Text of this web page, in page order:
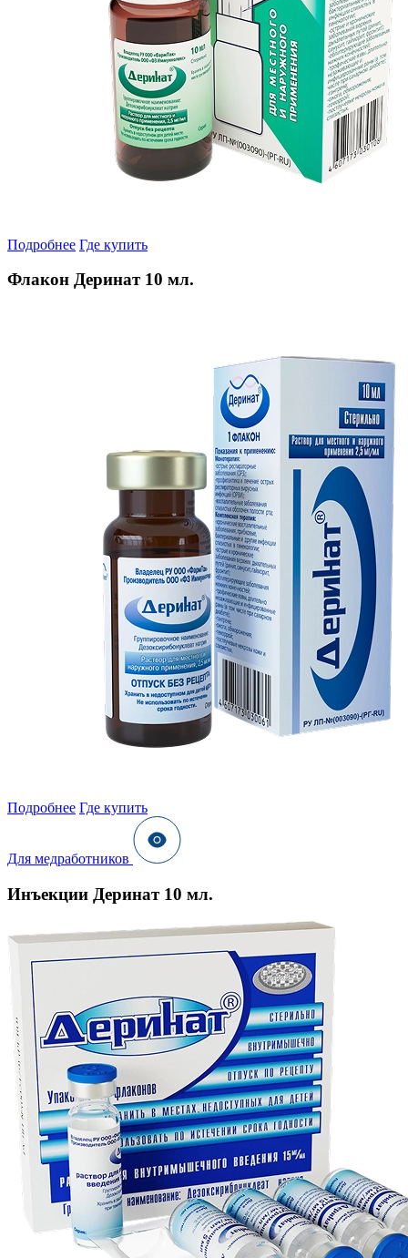
Подробнее Где купить
Флакон Деринат 10 мл.
Подробнее Где купить
Для медработников
Инъекции Деринат 10 мл.